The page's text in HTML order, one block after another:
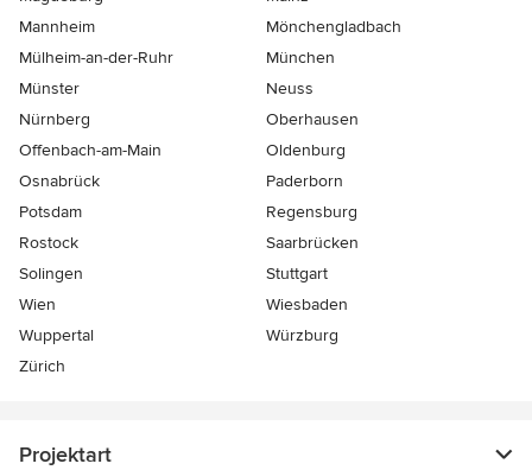
Mannheim
Mönchen­gladbach
Mülheim-an-der-Ruhr
München
Münster
Neuss
Nürnberg
Oberhausen
Offenbach-am-Main
Oldenburg
Osnabrück
Paderborn
Potsdam
Regensburg
Rostock
Saarbrücken
Solingen
Stuttgart
Wien
Wiesbaden
Wuppertal
Würzburg
Zürich
Projektart